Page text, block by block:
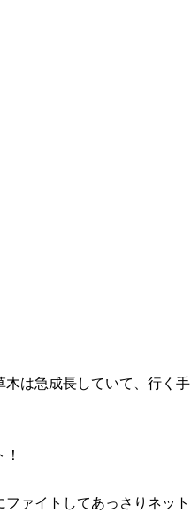
は急成長していて、行く手
ァイトしてあっさりネット